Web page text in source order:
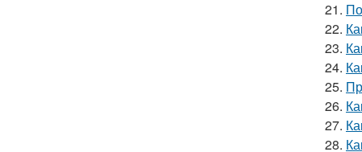
21.
22.
23.
24.
25.
26.
27.
28.